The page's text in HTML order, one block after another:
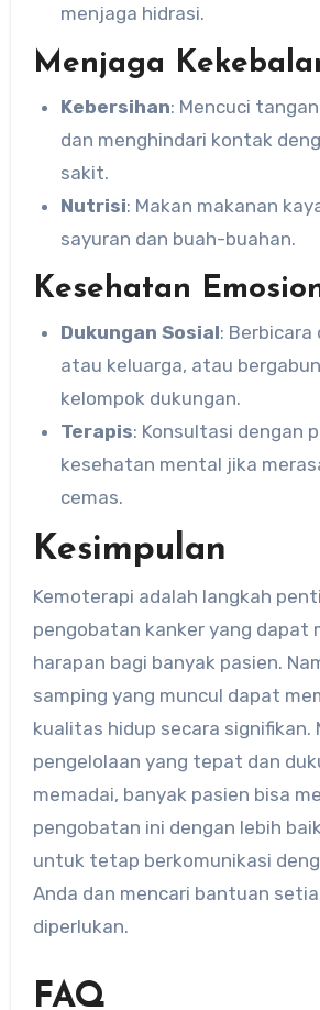
menjaga hidrasi.
Menjaga
Kebersihan: Mencuci
dan menghindari kontak
sakit.
Nutrisi: Makan makanan
sayuran dan buah-buahan.
Kesehatan
Dukungan Sosial:
atau keluarga, atau
kelompok dukungan.
Terapis: Konsultasi dengan
kesehatan mental jika
cemas.
Kesimpulan
Kemoterapi adalah langkah
pengobatan kanker yang dapat
harapan bagi banyak pasien.
samping yang muncul dapat
kualitas hidup secara signifikan.
pengelolaan yang tepat dan
memadai, banyak pasien bisa
pengobatan ini dengan lebih
untuk tetap berkomunikasi
Anda dan mencari bantuan
diperlukan.
FAQ